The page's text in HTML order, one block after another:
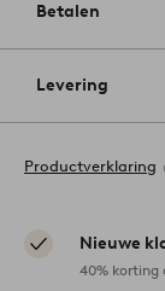
Betalen
Levering
Productverklaring
Nieuwe
40% korting